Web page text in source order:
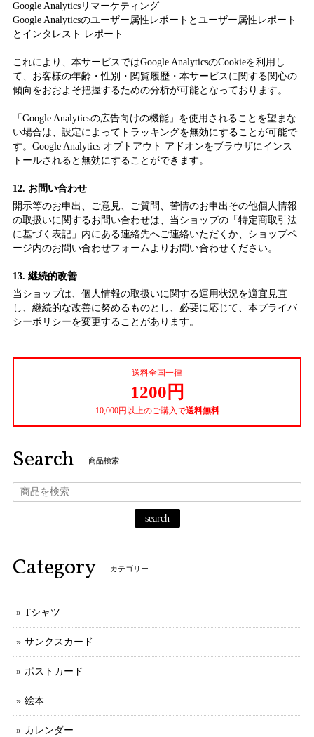
Google Analyticsリマーケティング
Google Analyticsのユーザー属性レポートとユーザー属性レポート
とインタレスト レポート
これにより、本サービスではGoogle AnalyticsのCookieを利用し
て、お客様の年齢・性別・閲覧履歴・本サービスに関する関心の
傾向をおおよそ把握するための分析が可能となっております。
「Google Analyticsの広告向けの機能」を使用されることを望まな
い場合は、設定によってトラッキングを無効にすることが可能で
す。Google Analytics オプトアウト アドオンをブラウザにインス
トールされると無効にすることができます。
12. お問い合わせ
開示等のお申出、ご意見、ご質問、苦情のお申出その他個人情報
の取扱いに関するお問い合わせは、当ショップの「特定商取引法
に基づく表記」内にある連絡先へご連絡いただくか、ショップペ
ージ内のお問い合わせフォームよりお問い合わせください。
13. 継続的改善
当ショップは、個人情報の取扱いに関する運用状況を適宜見直
し、継続的な改善に努めるものとし、必要に応じて、本プライバ
シーポリシーを変更することがあります。
送料全国一律
1200円
10,000円以上のご購入で送料無料
Search 商品検索
search
Category カテゴリー
Tシャツ
サンクスカード
ポストカード
絵本
カレンダー